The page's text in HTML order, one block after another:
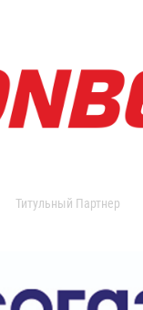
Титульный Партнер